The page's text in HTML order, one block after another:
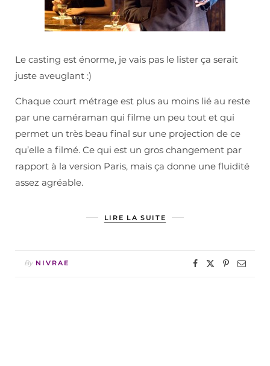
Le casting est énorme, je vais pas le lister ça serait
juste aveuglant :)
Chaque court métrage est plus au moins lié au reste
par une caméraman qui filme un peu tout et qui
permet un très beau final sur une projection de ce
qu’elle a filmé. Ce qui est un gros changement par
rapport à la version Paris, mais ça donne une fluidité
assez agréable.
LIRE LA SUITE
By NIVRAE